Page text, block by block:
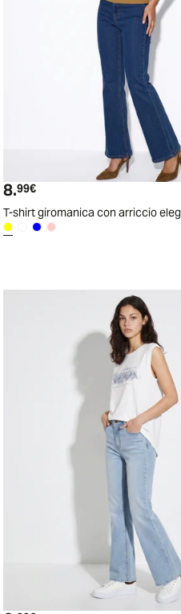
Prezzo attuale
8.99€
T-shirt giromanica con arriccio